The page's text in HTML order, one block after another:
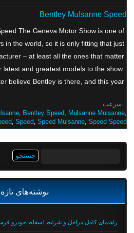
Bentley Mulsanne Speed
Speed The Geneva Motor Show is one of
in the world, so it is only fitting that just
– at least all the ones that matter
latest and greatest models to the show.
believe Bentley is there, and this year […]
سرعت
,Bentley Speed,Mulsanne Mulsanne
,Speed,Speed Mulsanne,Speed Speed
نوشته‌های تازه
راهنمای کامل مراحل و شرایط اسقاط خودرو فرسوده (14 مرداد